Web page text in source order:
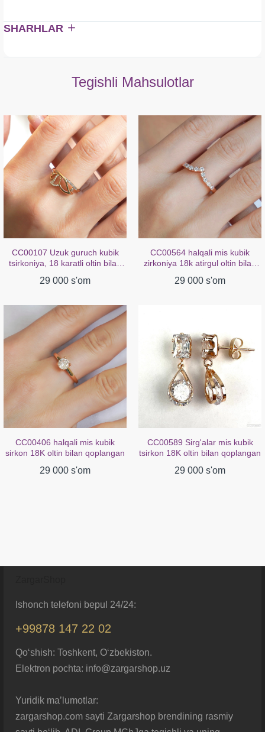
SHARHLAR
Tegishli Mahsulotlar
CC00107 Uzuk guruch kubik
tsirkoniya, 18 karatli oltin bilan
29 000 s'om
CC00406 halqali mis kubik
sirkon 18K oltin bilan qoplangan
29 000 s'om
CC00564 halqali mis kubik
zirkoniya 18k atirgul oltin bilan
29 000 s'om
CC00589 Sirg'alar mis kubik
tsirkon 18K oltin bilan qoplangan
29 000 s'om
Ishonch telefoni bepul 24/24:
+99878 147 22 02
Qo‘shish: Toshkent, O‘zbekiston.
Elektron pochta: info@zargarshop.uz
Yuridik ma’lumotlar:
zargarshop.com sayti Zargarshop brendining rasmiy